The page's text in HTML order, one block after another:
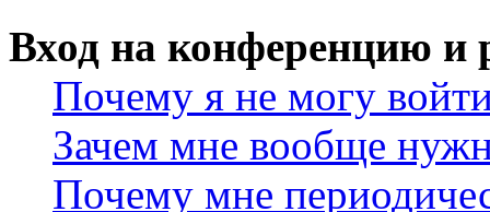
Вход на конференцию и
Почему я не могу
Зачем мне вообще
Почему мне